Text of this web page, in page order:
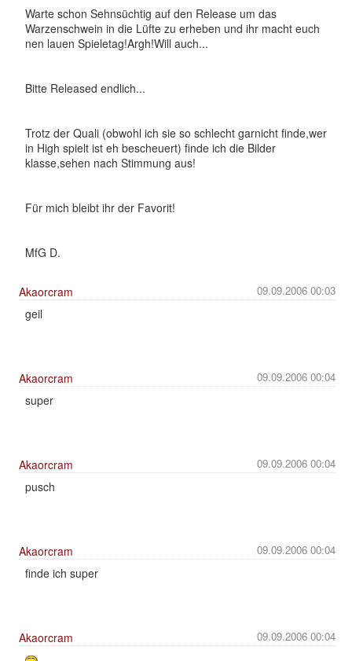
Warte schon Sehnsüchtig auf den Release um das
Warzenschwein in die Lüfte zu erheben und ihr macht euch
nen lauen Spieletag!Argh!Will auch...
Bitte Released endlich...
Trotz der Quali (obwohl ich sie so schlecht garnicht finde,wer
in High spielt ist eh bescheuert) finde ich die Bilder
klasse,sehen nach Stimmung aus!
Für mich bleibt ihr der Favorit!
MfG D.
09.09.2006 00:03
Akaorcram
geil
09.09.2006 00:04
Akaorcram
super
09.09.2006 00:04
Akaorcram
pusch
09.09.2006 00:04
Akaorcram
finde ich super
09.09.2006 00:04
Akaorcram